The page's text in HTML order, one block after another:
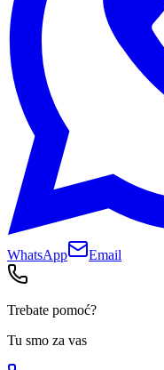
WhatsApp Email
Trebate pomoć?
Tu smo za vas